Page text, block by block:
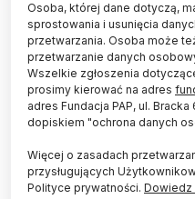
Prosty test
ciężarna, u której
skurcze macicy, urodzi
najbliższych dni,
Uniwersytetu w
wcześniaków, gdyż jego
wskazówką do podjęcia
Osoba, której dane dotyczą,
sprostowania i usunięcia
przetwarzania. Osoba może
przetwarzanie danych
Wszelkie zgłoszenia
prosimy kierować na adres
adres Fundacja PAP, ul.
dopiskiem "ochrona danych
Więcej o zasadach
przysługujących
Polityce prywatności. Dowiedz